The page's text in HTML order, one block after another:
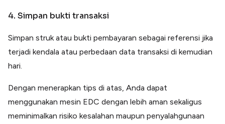
4. Simpan bukti transaksi
Simpan struk atau bukti pembayaran sebagai referensi jika
terjadi kendala atau perbedaan data transaksi di kemudian
hari.
Dengan menerapkan tips di atas, Anda dapat
menggunakan mesin EDC dengan lebih aman sekaligus
meminimalkan risiko kesalahan maupun penyalahgunaan